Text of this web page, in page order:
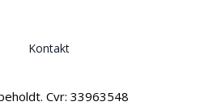
Kontakt
Cvr: 33963548